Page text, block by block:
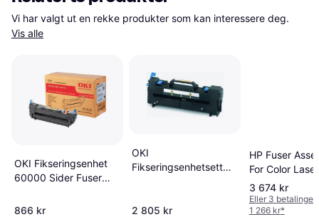
Vis alle
OKI Fikseringsenhet
60000 Sider Fuser
866 kr
OKI
Fikseringsenhetsett
2 805 kr
HP Fuser
For Color
5550
3 674 kr
Eller 3 betalinger
1 266 kr*